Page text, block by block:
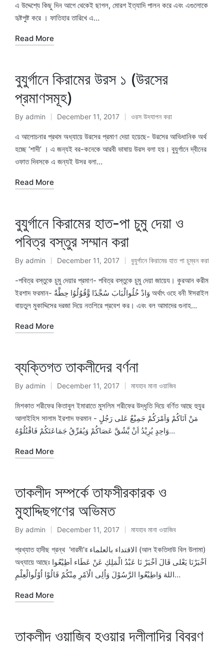
এ উদ্দেশ্যে কিছু দিন আগে থেকেই ছাগল, মোরগ ইত্যাদি পালন করে এবং এগুলোকে
হৃষ্টপুষ্ট করে । ফাতিহার তারিখে এ…
Read More
বুযুর্গানে কিরামের উরস ১ (উরসের
প্রমাণসমূহ)
Posted
by
By admin December 11, 2017
Posted
in
ওরস উদযাপন করা
এ আলোচনার প্রথম অধ্যায়ে উরসের প্রমাণ দেয়া হয়েছে- উরসের আভিধানিক অর্থ
হচ্ছে ‘শাদী’ । এ জন্যই বর-কনেকে আরবী ভাষায় উরস বলা হয়। বুযুর্গানে দ্বীনের
ওফাত দিবসকে এ জন্যই উসর বলা…
Read More
বুযুর্গানে কিরামের হাত-পা চুমু দেয়া ও
পবিত্র বস্তুর সম্মান করা
Posted
by
By admin December 11, 2017
Posted
in
বুযুর্গানে কিরামের হাত পা চুম্বন করা
-পবিত্র বস্তুকে চুমু দেয়ার প্রমাণ- পবিত্র বস্তুকে চুমু দেয়া জায়েয। কুরআন করীম
ইরশাদ ফরমান- وَادْ خُلُوالْبَابَ سُجَّدًا وًّقُوُلُوُا حِطَّةٌ অর্থাৎ ওহে বনী ঈসরাইল
বায়তুল মুকাদ্দিসের দরজা দিয়ে নতশিরে প্রবেশ কর। এবং বল আমাদের গুনাহ…
Read More
ব্যক্তিগত তাকলীদের বর্ণনা
Posted
by
By admin December 11, 2017
Posted
in
মাযহাব মানা ওয়াজিব
মিশকাত শরীফের কিতাবুল ইমারাতে মুসলিম শরীফের উদ্ধৃতি দিয়ে বর্ণিত আছে হুযুর
আলাইহিস সালাম ইরশাদ ফরমান - مَنْ اَتَاكُمْ وَاَمْرَكُمْ جَمِيْعٌ عَلى رَجُلٍ
وَاحِدٍ يُرِيْدُ اَنْ يَّشُقَّ عَصَاكُمْ وَيُفَرِّقُ جَمَاعَتَكُمْ فَاقْتُلُوْهُ…
Read More
তাকলীদ সম্পর্কে তাফসীরকারক ও
মুহাদ্দিছগণের অভিমত
Posted
by
By admin December 11, 2017
Posted
in
মাযহাব মানা ওয়াজিব
প্রখ্যাত হাদীছ গ্রন্থ ‘দারমী’র الاقتداء بالعلماء (আল ইকতিদাউ বিল উলামা)
অধ্যায়ে আছেঃ اَخْبَرْنَا يَعْلى قَالَ اَخْبَرْ نَا عَبْدُ الْمَلِكِ عَنْ عَطَاء اَطِيْعُوا
اللهَ وَاطِيْعُوا الرَّسُوْلَ وَاُلِى الْاَمْرِ مِنْكُمْ قَالُوْا اُوْلُوالْعِلْمِ…
Read More
তাকলীদ ওয়াজিব হওয়ার দলীলাদির বিবরণ